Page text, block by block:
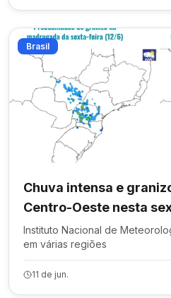
Brasil
Chuva intensa e
Centro-Oeste nesta
Instituto Nacional de
em várias regiões
11 de jun.